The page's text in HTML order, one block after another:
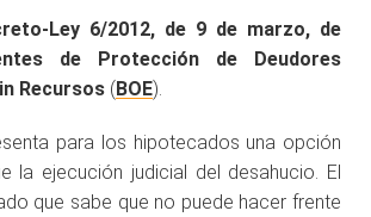
Ley 6/2012, de 9 de marzo, de
de Protección de Deudores
Recursos (BOE).
para los hipotecados una opción
la ejecución judicial del desahucio. El
que sabe que no puede hacer frente